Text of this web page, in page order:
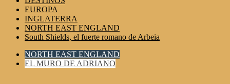
EUROPA
INGLATERRA
NORTH EAST ENGLAND
South Shields, el fuerte romano de Arbeia
NORTH EAST ENGLAND
EL MURO DE ADRIANO